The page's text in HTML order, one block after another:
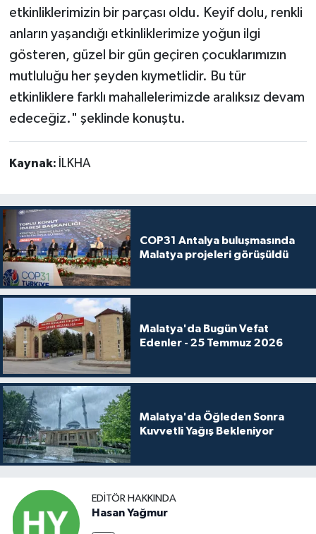
etkinliklerimizin bir parçası oldu. Keyif dolu, renkli
anların yaşandığı etkinliklerimize yoğun ilgi
gösteren, güzel bir gün geçiren çocuklarımızın
mutluluğu her şeyden kıymetlidir. Bu tür
etkinliklere farklı mahallelerimizde aralıksız devam
edeceğiz." şeklinde konuştu.
Kaynak: İLKHA
COP31 Antalya buluşmasında
Malatya projeleri görüşüldü
Malatya'da Bugün Vefat
Edenler - 25 Temmuz 2026
Malatya'da Öğleden Sonra
Kuvvetli Yağış Bekleniyor
EDITÖR HAKKINDA
Hasan Yağmur